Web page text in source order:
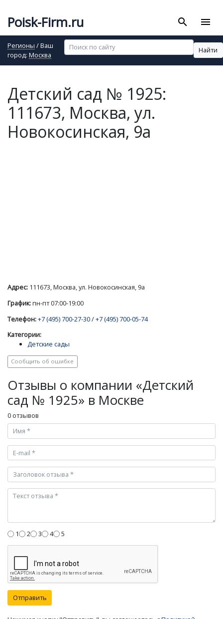
Poisk-Firm.ru search menu
Регионы / Ваш
город: Москва
Найти
Детский сад № 1925:
111673, Москва, ул.
Новокосинская, 9а
Адрес: 111673, Москва, ул. Новокосинская, 9а
График:пн-пт 07:00-19:00
Телефон:+7 (495) 700-27-30/+7 (495) 700-05-74
Категории:
Детские сады
Сообщить об ошибке
Отзывы о компании «Детский
сад № 1925» в Москве
0 отзывов
1 2 3 4 5
Отправить